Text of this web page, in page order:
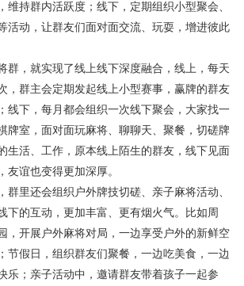
维持群内活跃度；线下，定期组织小型聚会、
活动，让群友们面对面交流、玩耍，增进彼此
群，就实现了线上线下深度融合，线上，每天
，群主会定期发起线上小型赛事，赢牌的群友
线下，每月都会组织一次线下聚会，大家找一
牌室，面对面玩麻将、聊聊天、聚餐，切磋牌
生活、工作，原本线上陌生的群友，线下见面
友谊也变得更加深厚。
群里还会组织户外牌技切磋、亲子麻将活动、
下的互动，更加丰富、更有烟火气。比如周
，开展户外麻将对局，一边享受户外的新鲜空
节假日，组织群友们聚餐，一边吃美食，一边
乐；亲子活动中，邀请群友带着孩子一起参